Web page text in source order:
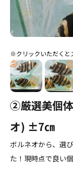
②厳選美個
オ) ±7㎝
ボルネオから、選
た！現時点で良い